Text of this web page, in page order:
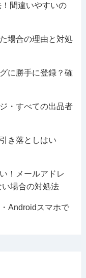
間違いやすいの
場合の理由と対処
に勝手に登録？確
・すべての出品者
き落としはい
！メールアドレ
場合の対処法
Androidスマホで